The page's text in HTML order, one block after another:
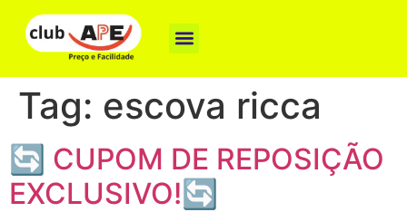
Tag: escova ricca
🔄 CUPOM DE REPOSIÇÃO
EXCLUSIVO!🔄